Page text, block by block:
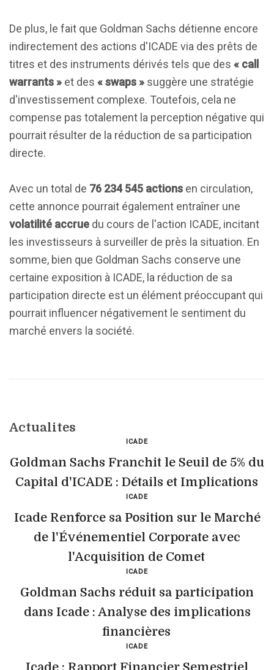
De plus, le fait que Goldman Sachs détienne encore
indirectement des actions d'ICADE via des prêts de
titres et des instruments dérivés tels que des « call
warrants » et des « swaps » suggère une stratégie
d'investissement complexe. Toutefois, cela ne
compense pas totalement la perception négative qui
pourrait résulter de la réduction de sa participation
directe.
Avec un total de 76 234 545 actions en circulation,
cette annonce pourrait également entraîner une
volatilité accrue du cours de l'action ICADE, incitant
les investisseurs à surveiller de près la situation. En
somme, bien que Goldman Sachs conserve une
certaine exposition à ICADE, la réduction de sa
participation directe est un élément préoccupant qui
pourrait influencer négativement le sentiment du
marché envers la société.
Actualites
ICADE
Goldman Sachs Franchit le Seuil de 5% du
Capital d'ICADE : Détails et Implications
ICADE
Icade Renforce sa Position sur le Marché
de l'Événementiel Corporate avec
l'Acquisition de Comet
ICADE
Goldman Sachs réduit sa participation
dans Icade : Analyse des implications
financières
ICADE